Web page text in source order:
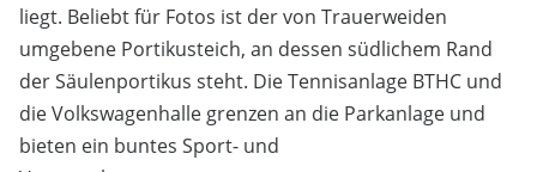
liegt. Beliebt für Fotos ist der von Trauerweiden
umgebene Portikusteich, an dessen südlichem Rand
der Säulenportikus steht. Die Tennisanlage BTHC und
die Volkswagenhalle grenzen an die Parkanlage und
bieten ein buntes Sport- und